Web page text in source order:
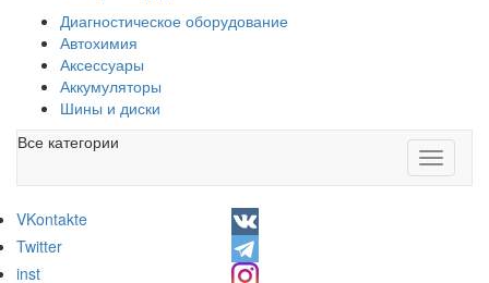
Диагностическое оборудование
Автохимия
Аксессуары
Аккумуляторы
Шины и диски
Toggle
Все категории
VKontakte
Twitter
inst